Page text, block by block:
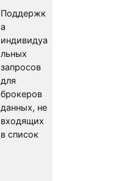
Поддержк
а
индивидуа
льных
запросов
для
брокеров
данных, не
входящих
в список